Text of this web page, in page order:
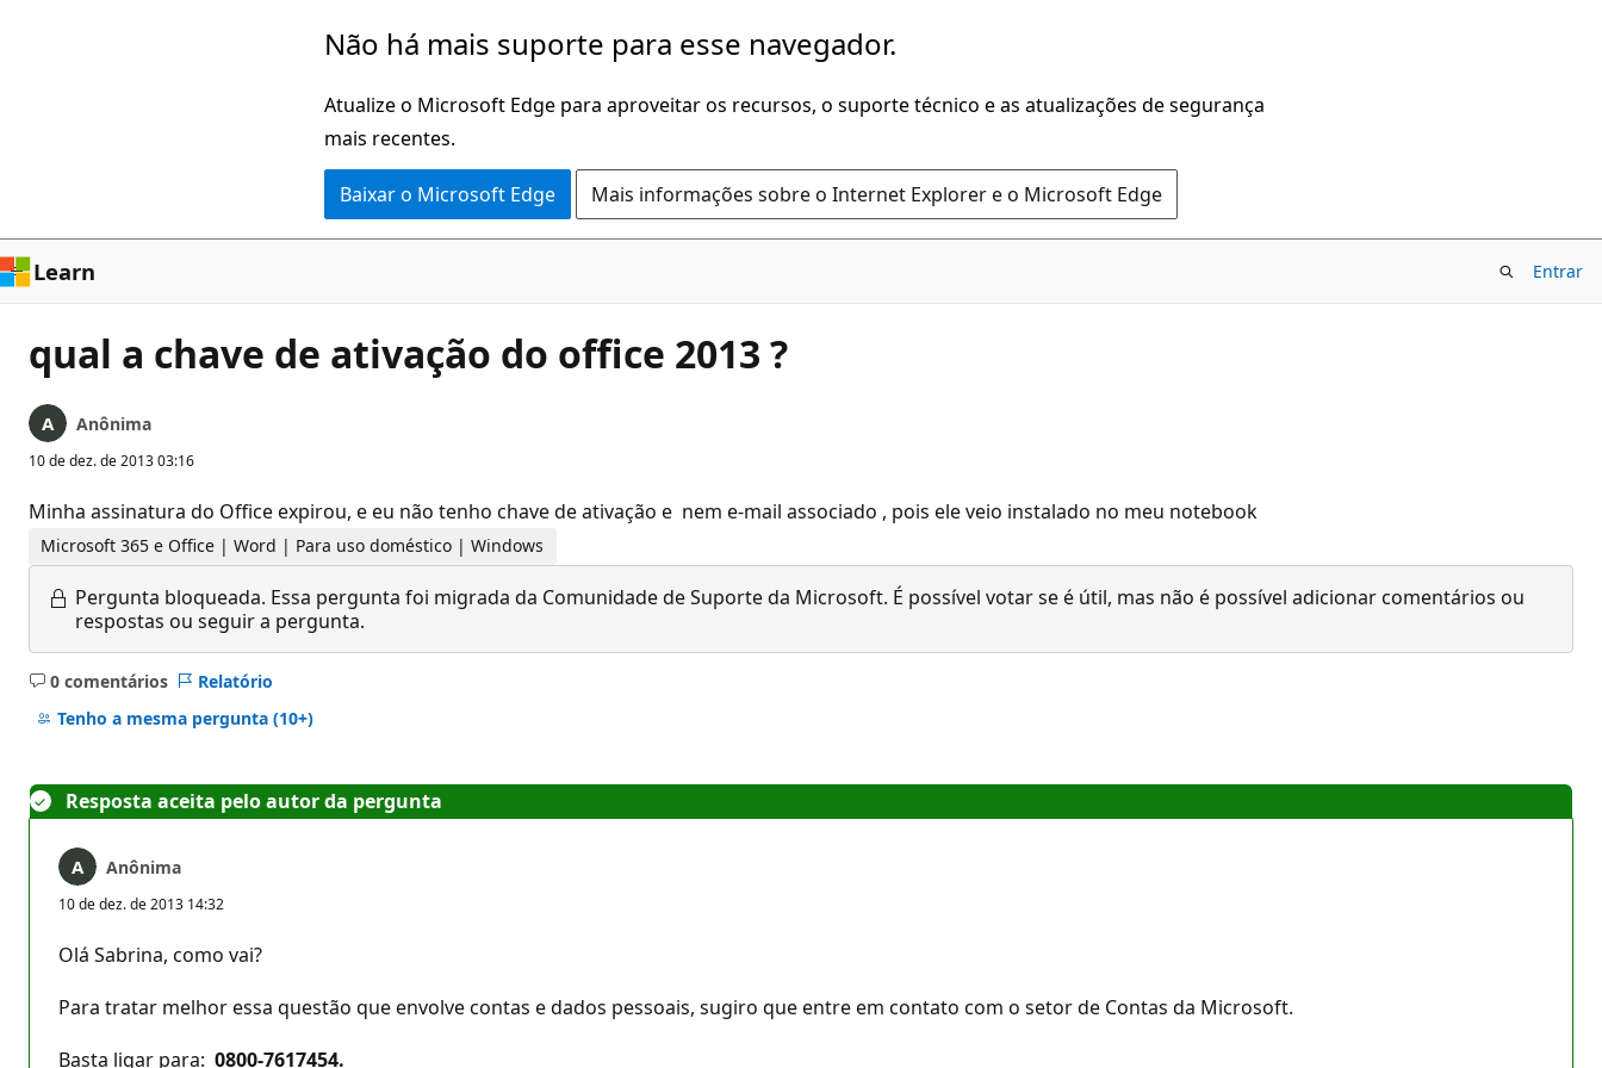
Não há mais suporte para esse navegador.
Atualize o Microsoft Edge para aproveitar os recursos, o suporte técnico e as atualizações de segurança
mais recentes.
Baixar o Microsoft Edge Mais informações sobre o Internet Explorer e o Microsoft Edge
Learn Entrar
qual a chave de ativação do office 2013 ?
Anônima
10 de dez. de 2013 03:16
Minha assinatura do Office expirou, e eu não tenho chave de ativação e nem e-mail associado , pois ele veio instalado no meu notebook
Microsoft 365 e Office | Word | Para uso doméstico | Windows
Pergunta bloqueada. Essa pergunta foi migrada da Comunidade de Suporte da Microsoft. É possível votar se é útil, mas não é possível adicionar comentários ou
respostas ou seguir a pergunta.
0 comentários
Sem
comentários
Relatório
Tenho a mesma pergunta (10+)
Resposta aceita pelo autor da pergunta
Anônima
10 de dez. de 2013 14:32
Olá Sabrina, como vai?
Para tratar melhor essa questão que envolve contas e dados pessoais, sugiro que entre em contato com o setor de Contas da Microsoft.
Basta ligar para: 0800-7617454.